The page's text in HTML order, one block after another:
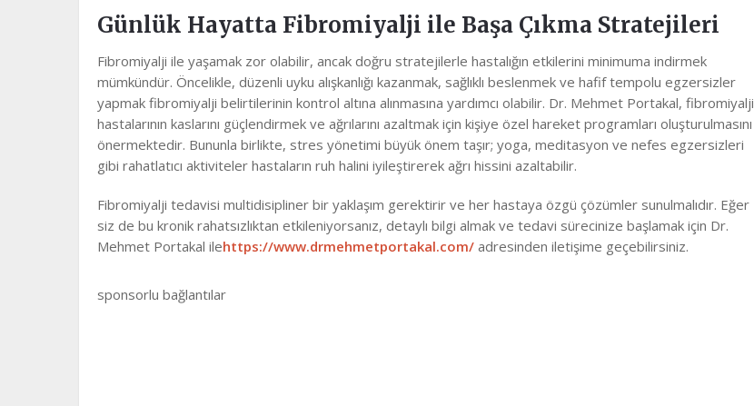
Günlük Hayatta Fibromiyalji ile Başa Çıkma Stratejileri
Fibromiyalji ile yaşamak zor olabilir, ancak doğru stratejilerle hastalığın etkilerini minimuma indirmek
mümkündür. Öncelikle, düzenli uyku alışkanlığı kazanmak, sağlıklı beslenmek ve hafif tempolu egzersizler
yapmak fibromiyalji belirtilerinin kontrol altına alınmasına yardımcı olabilir. Dr. Mehmet Portakal, fibromiyalji
hastalarının kaslarını güçlendirmek ve ağrılarını azaltmak için kişiye özel hareket programları oluşturulmasını
önermektedir. Bununla birlikte, stres yönetimi büyük önem taşır; yoga, meditasyon ve nefes egzersizleri
gibi rahatlatıcı aktiviteler hastaların ruh halini iyileştirerek ağrı hissini azaltabilir.
Fibromiyalji tedavisi multidisipliner bir yaklaşım gerektirir ve her hastaya özgü çözümler sunulmalıdır. Eğer
siz de bu kronik rahatsızlıktan etkileniyorsanız, detaylı bilgi almak ve tedavi sürecinize başlamak için Dr.
Mehmet Portakal ilehttps://www.drmehmetportakal.com/ adresinden iletişime geçebilirsiniz.
sponsorlu bağlantılar